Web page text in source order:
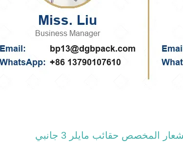
الشعار المخصص حقائب مايلر 3 جانبي